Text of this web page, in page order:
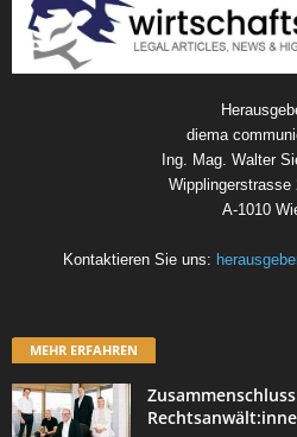
diema
Ing. Mag. Walter
Wipplingerstrasse
A-1010
Kontaktieren Sie uns:
MEHR ERFAHREN